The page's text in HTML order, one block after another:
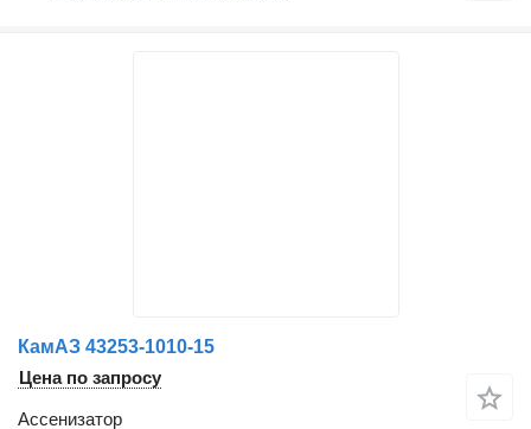
КамАЗ 43253-1010-15
Цена по запросу
Ассенизатор